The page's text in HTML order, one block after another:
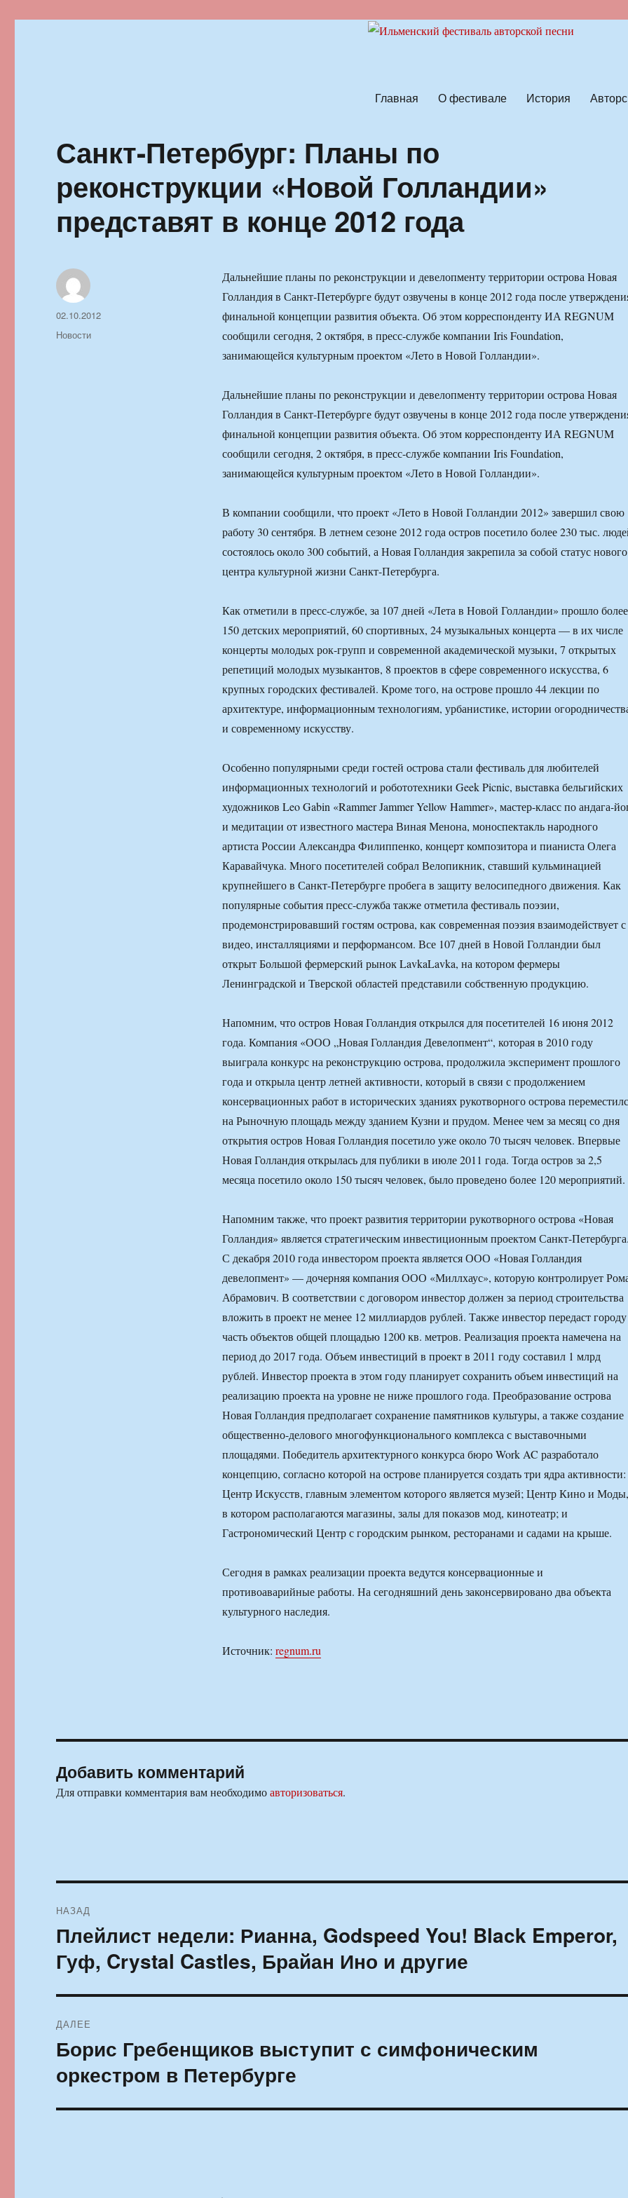
Главная О фестивале История
Санкт-Петербург: Планы по
реконструкции «Новой Голландии»
представят в конце 2012 года
Дальнейшие планы по реконструкции и девелопменту территории острова Новая
Голландия в Санкт-Петербурге будут озвучены в конце 2012 года после
финальной концепции развития объекта. Об этом корреспонденту ИА REGNUM
сообщили сегодня, 2 октября, в пресс-службе компании Iris Foundation,
занимающейся культурным проектом «Лето в Новой Голландии».
Дальнейшие планы по реконструкции и девелопменту территории острова Новая
Голландия в Санкт-Петербурге будут озвучены в конце 2012 года после
финальной концепции развития объекта. Об этом корреспонденту ИА REGNUM
сообщили сегодня, 2 октября, в пресс-службе компании Iris Foundation,
занимающейся культурным проектом «Лето в Новой Голландии».
В компании сообщили, что проект «Лето в Новой Голландии 2012» завершил свою
работу 30 сентября. В летнем сезоне 2012 года остров посетило более 230 тыс.
состоялось около 300 событий, а Новая Голландия закрепила за собой статус нового
центра культурной жизни Санкт-Петербурга.
Как отметили в пресс-службе, за 107 дней «Лета в Новой Голландии» прошло более
150 детских мероприятий, 60 спортивных, 24 музыкальных концерта — в их числе
концерты молодых рок-групп и современной академической музыки, 7 открытых
репетиций молодых музыкантов, 8 проектов в сфере современного искусства, 6
крупных городских фестивалей. Кроме того, на острове прошло 44 лекции по
архитектуре, информационным технологиям, урбанистике, истории
и современному искусству.
Особенно популярными среди гостей острова стали фестиваль для любителей
информационных технологий и робототехники Geek Picnic, выставка бельгийских
художников Leo Gabin «Rammer Jammer Yellow Hammer», мастер-класс по андага-
и медитации от известного мастера Виная Менона, моноспектакль народного
артиста России Александра Филиппенко, концерт композитора и пианиста Олега
Каравайчука. Много посетителей собрал Велопикник, ставший кульминацией
крупнейшего в Санкт-Петербурге пробега в защиту велосипедного движения. Как
популярные события пресс-служба также отметила фестиваль поэзии,
продемонстрировавший гостям острова, как современная поэзия взаимодействует с
видео, инсталляциями и перформансом. Все 107 дней в Новой Голландии был
открыт Большой фермерский рынок LavkaLavka, на котором фермеры
Ленинградской и Тверской областей представили собственную продукцию.
Напомним, что остров Новая Голландия открылся для посетителей 16 июня 2012
года. Компания «ООО „Новая Голландия Девелопмент“, которая в 2010 году
выиграла конкурс на реконструкцию острова, продолжила эксперимент прошлого
года и открыла центр летней активности, который в связи с продолжением
консервационных работ в исторических зданиях рукотворного острова
на Рыночную площадь между зданием Кузни и прудом. Менее чем за месяц со дня
открытия остров Новая Голландия посетило уже около 70 тысяч человек. Впервые
Новая Голландия открылась для публики в июле 2011 года. Тогда остров за 2,5
месяца посетило около 150 тысяч человек, было проведено более 120 мероприятий.
Напомним также, что проект развития территории рукотворного острова «Новая
Голландия» является стратегическим инвестиционным проектом Санкт-
С декабря 2010 года инвестором проекта является ООО «Новая Голландия
девелопмент» — дочерняя компания ООО «Миллхаус», которую контролирует
Абрамович. В соответствии с договором инвестор должен за период строительства
вложить в проект не менее 12 миллиардов рублей. Также инвестор передаст городу
часть объектов общей площадью 1200 кв. метров. Реализация проекта намечена на
период до 2017 года. Объем инвестиций в проект в 2011 году составил 1 млрд
рублей. Инвестор проекта в этом году планирует сохранить объем инвестиций на
реализацию проекта на уровне не ниже прошлого года. Преобразование острова
Новая Голландия предполагает сохранение памятников культуры, а также создание
общественно-делового многофункционального комплекса с выставочными
площадями. Победитель архитектурного конкурса бюро Work AC разработало
концепцию, согласно которой на острове планируется создать три ядра активности:
Центр Искусств, главным элементом которого является музей; Центр Кино и Моды,
в котором располагаются магазины, залы для показов мод, кинотеатр; и
Гастрономический Центр с городским рынком, ресторанами и садами на крыше.
Сегодня в рамках реализации проекта ведутся консервационные и
противоаварийные работы. На сегодняшний день законсервировано два объекта
культурного наследия.
Источник: regnum.ru
Автор
Опубликовано
02.10.2012
Рубрики
Новости
Добавить комментарий
Для отправки комментария вам необходимоавторизоваться.
по
записям
НАЗАД
Предыдущая
запись:
Плейлист недели: Рианна, Godspeed You! Black Emperor,
Гуф, Crystal Castles, Брайан Ино и другие
ДАЛЕЕ
Следующая
запись:
Борис Гребенщиков выступит с симфоническим
оркестром в Петербурге